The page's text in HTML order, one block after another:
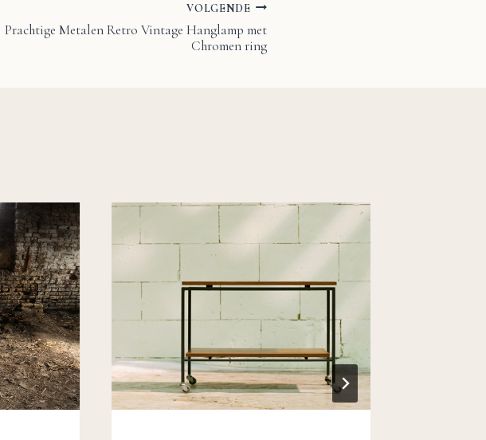
VOLGENDE
Prachtige Metalen Retro Vintage Hanglamp met
Chromen ring